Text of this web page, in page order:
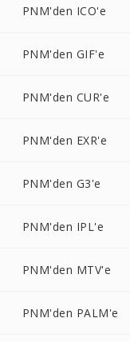
PNM'den ICO'e
PNM'den GIF'e
PNM'den CUR'e
PNM'den EXR'e
PNM'den G3'e
PNM'den IPL'e
PNM'den MTV'e
PNM'den PALM'e